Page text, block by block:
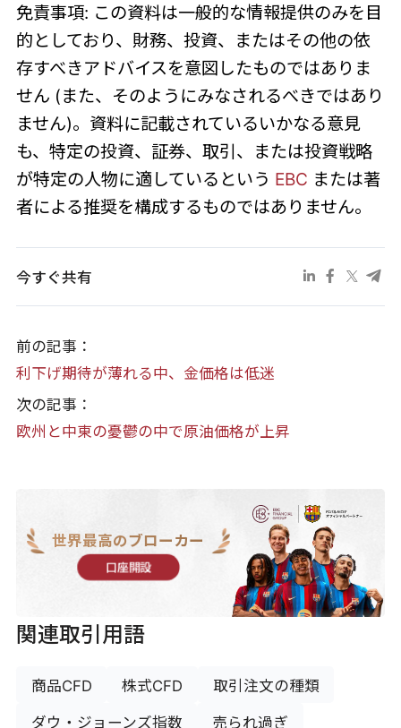
免責事項: この資料は一般的な情報提供のみを目
的としており、財務、投資、またはその他の依
存すべきアドバイスを意図したものではありま
せん (また、そのようにみなされるべきではあり
ません)。資料に記載されているいかなる意見
も、特定の投資、証券、取引、または投資戦略
が特定の人物に適しているという EBC または著
者による推奨を構成するものではありません。
今すぐ共有
前の記事：
利下げ期待が薄れる中、金価格は低迷
次の記事：
欧州と中東の憂鬱の中で原油価格が上昇
世界最高のブローカー
口座開設
関連取引用語
商品CFD 株式CFD 取引注文の種類
ダウ・ジョーンズ指数 売られ過ぎ